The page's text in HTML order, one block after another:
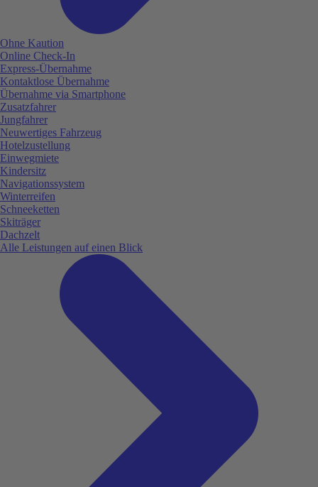
Ohne Kaution
Online Check-In
Express-Übernahme
Kontaktlose Übernahme
Übernahme via Smartphone
Zusatzfahrer
Jungfahrer
Neuwertiges Fahrzeug
Hotelzustellung
Einwegmiete
Kindersitz
Navigationssystem
Winterreifen
Schneeketten
Skiträger
Dachzelt
Alle Leistungen auf einen Blick